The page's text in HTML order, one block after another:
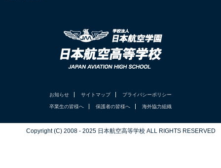
お知らせ サイトマップ プライバシーポリシー
卒業生の皆様へ 保護者の皆様へ 海外協力組織
Copyright (C) 2008 - 2025 日本航空高等学校 ALL RIGHTS RESERVED